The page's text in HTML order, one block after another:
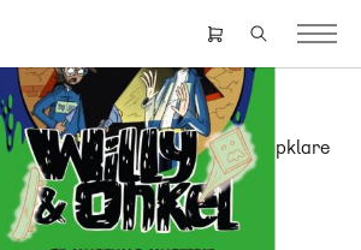
Header
right
menu
serie om at jage spøgelser og opklare